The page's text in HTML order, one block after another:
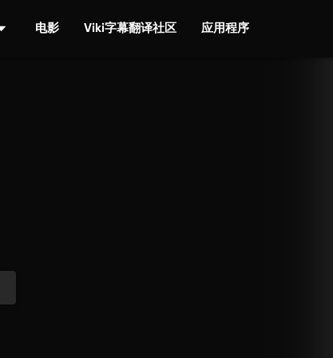
电影 Viki字幕翻译社区 应用程序